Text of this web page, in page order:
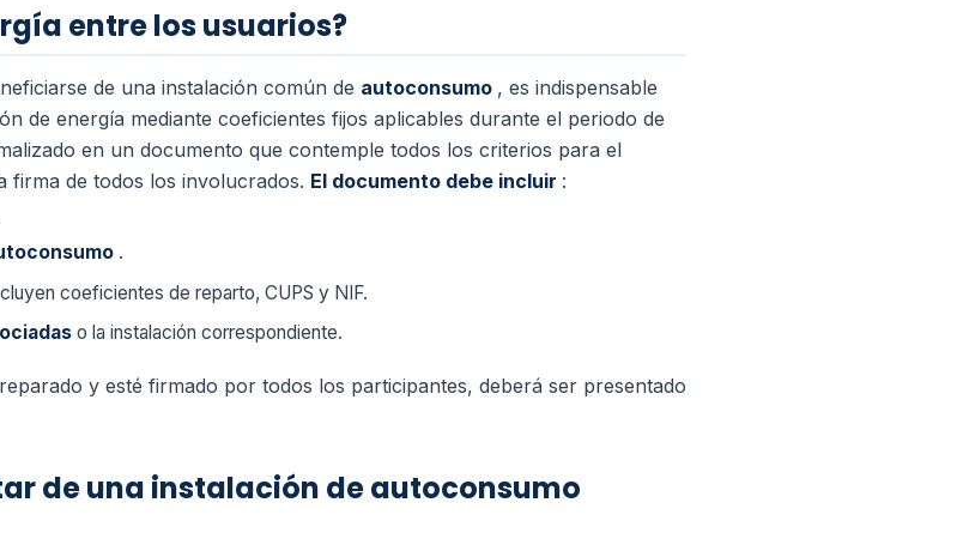
entre los usuarios?
de una instalación común de autoconsumo , es indispensable
de energía mediante coeficientes fijos aplicables durante el periodo de
en un documento que contemple todos los criterios para el
de todos los involucrados. El documento debe incluir :
.
coeficientes de reparto, CUPS y NIF.
o la instalación correspondiente.
y esté firmado por todos los participantes, deberá ser presentado
de una instalación de autoconsumo